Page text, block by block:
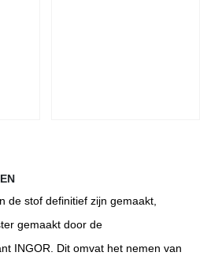
de stof definitief zijn gemaakt,
gemaakt door de
INGOR. Dit omvat het nemen van